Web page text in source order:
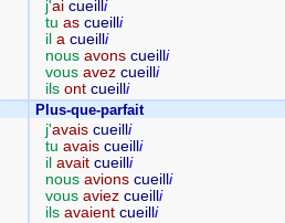
j'ai cueilli
tu as cueilli
il a cueilli
nous avons cueilli
vous avez cueilli
ils ont cueilli
Plus-que-parfait
j'avais cueill i
tu avais cueill i
il avait cueill i
nous avions cueill i
vous aviez cueill i
ils avaient cueill i